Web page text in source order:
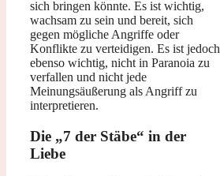
sich bringen könnte. Es ist wichtig,
wachsam zu sein und bereit, sich
gegen mögliche Angriffe oder
Konflikte zu verteidigen. Es ist jedoch
ebenso wichtig, nicht in Paranoia zu
verfallen und nicht jede
Meinungsäußerung als Angriff zu
interpretieren.
Die „7 der Stäbe“ in der
Liebe